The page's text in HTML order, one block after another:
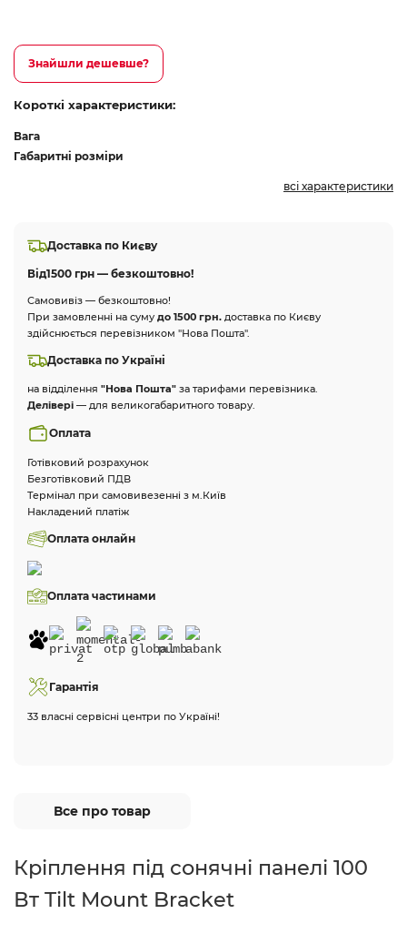
Знайшли дешевше?
Короткі характеристики:
Вага
Габаритні розміри
всі характеристики
Доставка по Києву
Від1500 грн — безкоштовно!
Самовивіз — безкоштовно!
При замовленні на суму до 1500 грн. доставка по Києву
здійснюється перевізником "Нова Пошта".
Доставка по Україні
на відділення "Нова Пошта" за тарифами перевізника.
Делівері — для великогабаритного товару.
Оплата
Готівковий розрахунок
Безготівковий ПДВ
Термінал при самовивезенні з м.Київ
Накладений платіж
Оплата онлайн
Оплата частинами
Гарантія
33 власні сервісні центри по Україні!
Все про товар
Кріплення під сонячні панелі 100
Вт Tilt Mount Bracket